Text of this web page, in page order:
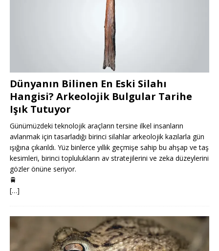
Dünyanın Bilinen En Eski Silahı
Hangisi? Arkeolojik Bulgular Tarihe
Işık Tutuyor
Günümüzdeki teknolojik araçların tersine ilkel insanların
avlanmak için tasarladığı birinci silahlar arkeolojik kazılarla gün
ışığına çıkarıldı. Yüz binlerce yıllık geçmişe sahip bu ahşap ve taş
kesimleri, birinci toplulukların av stratejilerini ve zeka düzeylerini
gözler önüne seriyor.
🚆
[…]